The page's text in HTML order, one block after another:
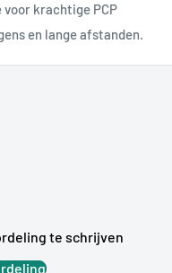
krachtige PCP
en lange afstanden.
te schrijven